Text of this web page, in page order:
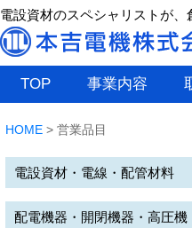
電設資材のスペシャリストが
TOP 事業内容
HOME > 営業品目
電設資材・電線・配管材料
配電機器・開閉機器・高圧機